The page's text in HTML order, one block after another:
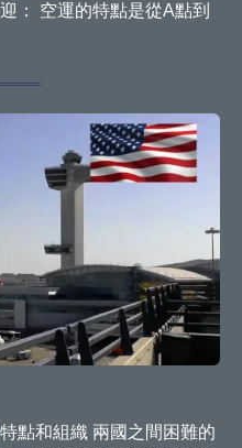
： 空運的特點是從A點到
點和組織 兩國之間困難的